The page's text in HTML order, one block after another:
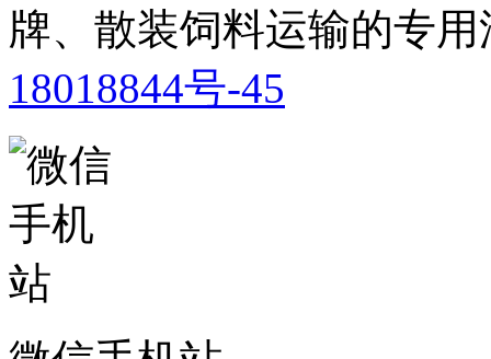
牌、散装饲料运输的专
18018844号-45